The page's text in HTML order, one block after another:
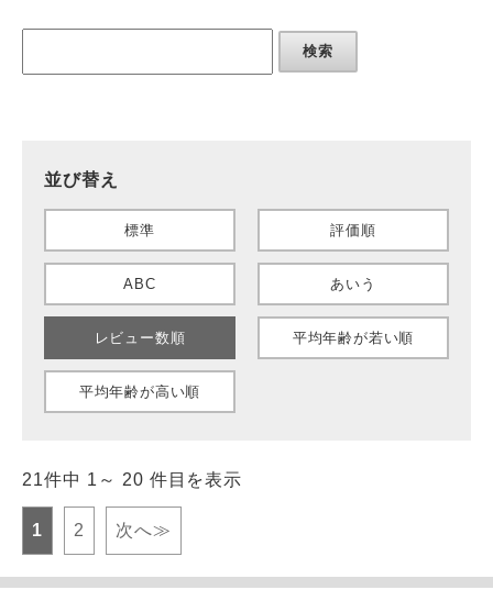
検索
並び替え
標準 評価順
ABC あいう
レビュー数順 平均年齢が若い順
平均年齢が高い順
21件中 1～ 20 件目を表示
1 2 次へ≫